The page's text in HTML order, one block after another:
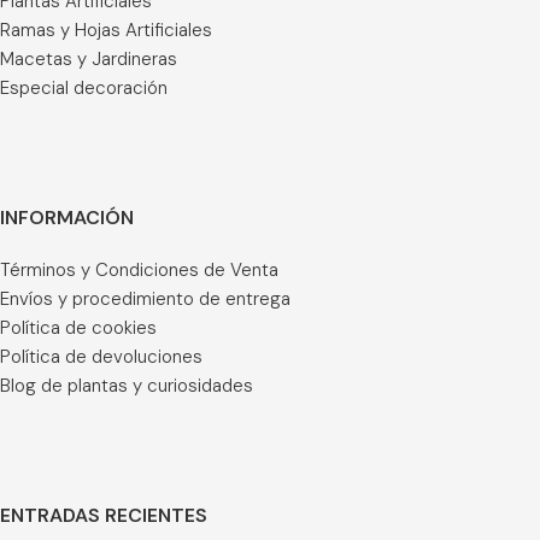
Ramas y Hojas Artificiales
Macetas y Jardineras
Especial decoración
INFORMACIÓN
Términos y Condiciones de Venta
Envíos y procedimiento de entrega
Política de cookies
Política de devoluciones
Blog de plantas y curiosidades
ENTRADAS RECIENTES